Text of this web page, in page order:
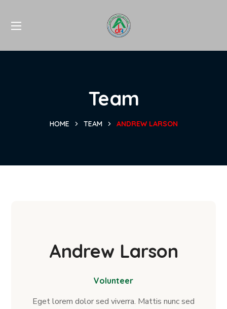
Team
HOME TEAM ANDREW LARSON
Andrew Larson
Volunteer
Eget lorem dolor sed viverra. Mattis nunc sed